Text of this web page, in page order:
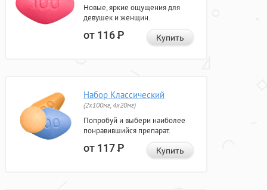
Новые, яркие ощущения для
девушек и женщин.
от 116Р Купить
Набор Классический
(2x100мг, 4x20мг)
Попробуй и выбери наиболее
понравившийся препарат.
от 117Р Купить